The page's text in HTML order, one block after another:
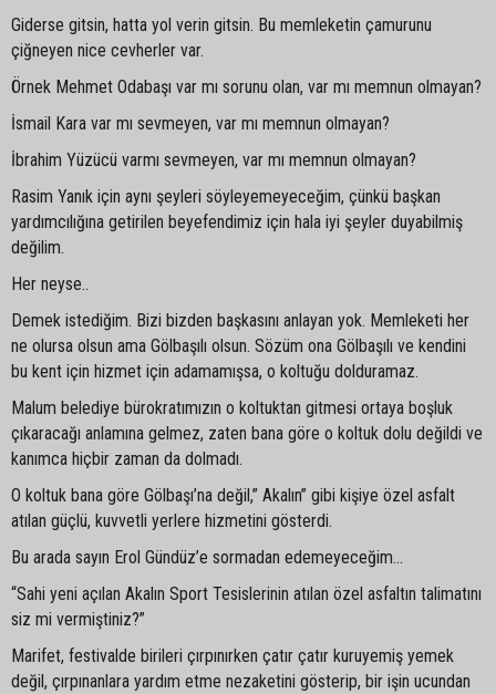
Giderse gitsin, hatta yol verin gitsin. Bu memleketin çamurunu
çiğneyen nice cevherler var.
Örnek Mehmet Odabaşı var mı sorunu olan, var mı memnun olmayan?
İsmail Kara var mı sevmeyen, var mı memnun olmayan?
İbrahim Yüzücü varmı sevmeyen, var mı memnun olmayan?
Rasim Yanık için aynı şeyleri söyleyemeyeceğim, çünkü başkan
yardımcılığına getirilen beyefendimiz için hala iyi şeyler duyabilmiş
değilim.
Her neyse..
Demek istediğim. Bizi bizden başkasını anlayan yok. Memleketi her
ne olursa olsun ama Gölbaşılı olsun. Sözüm ona Gölbaşılı ve kendini
bu kent için hizmet için adamamışsa, o koltuğu dolduramaz.
Malum belediye bürokratımızın o koltuktan gitmesi ortaya boşluk
çıkaracağı anlamına gelmez, zaten bana göre o koltuk dolu değildi ve
kanımca hiçbir zaman da dolmadı.
O koltuk bana göre Gölbaşı’na değil,” Akalın” gibi kişiye özel asfalt
atılan güçlü, kuvvetli yerlere hizmetini gösterdi.
Bu arada sayın Erol Gündüz’e sormadan edemeyeceğim…
“Sahi yeni açılan Akalın Sport Tesislerinin atılan özel asfaltın talimatını
siz mi vermiştiniz?”
Marifet, festivalde birileri çırpınırken çatır çatır kuruyemiş yemek
değil, çırpınanlara yardım etme nezaketini gösterip, bir işin ucundan